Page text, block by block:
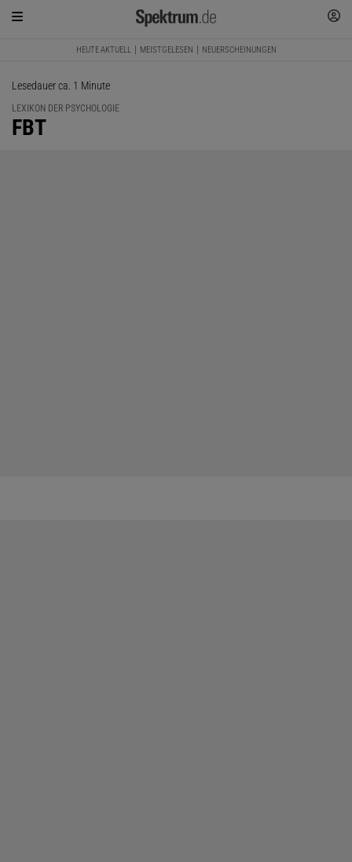
HEUTE AKTUELL MEISTGELESEN NEUERSCHEINUNGEN
Lesedauer ca. 1 Minute
LEXIKON DER PSYCHOLOGIE
:
FBT